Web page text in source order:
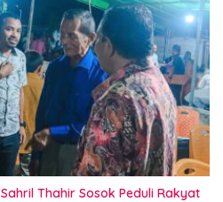
Thahir Sosok Peduli Rakyat